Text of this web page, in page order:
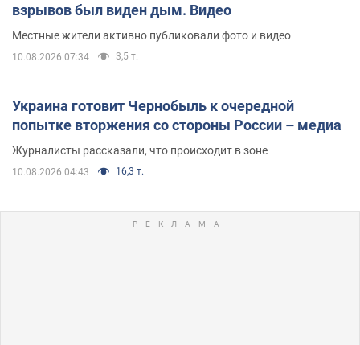
взрывов был виден дым. Видео
Местные жители активно публиковали фото и видео
10.08.2026 07:34 3,5 т.
Украина готовит Чернобыль к очередной
попытке вторжения со стороны России – медиа
Журналисты рассказали, что происходит в зоне
10.08.2026 04:43 16,3 т.